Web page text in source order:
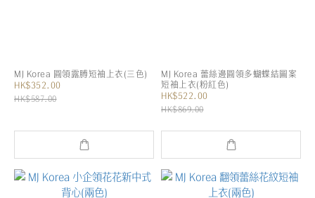
MJ Korea 圓領露膊短袖上衣(三色)
HK$352.00
HK$587.00
MJ Korea 蕾絲邊圓領多蝴蝶結圖案
短袖上衣(粉紅色)
HK$522.00
HK$869.00